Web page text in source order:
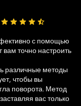
с помощью
точно настроить
различные методы
чтобы вы
поворота. Метод
вас только